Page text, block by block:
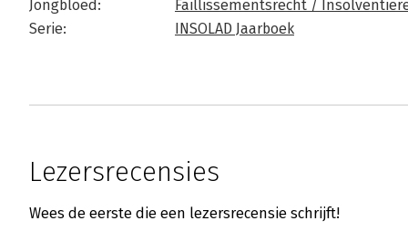
Jongbloed:
Faillissementsrecht /
Serie:
INSOLAD Jaarboek
Lezersrecensies
Wees de eerste die een lezersrecensie schrijft!